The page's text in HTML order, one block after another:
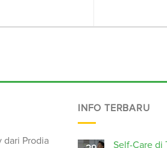
dari Prodia
INFO TERBARU
Self-Care di